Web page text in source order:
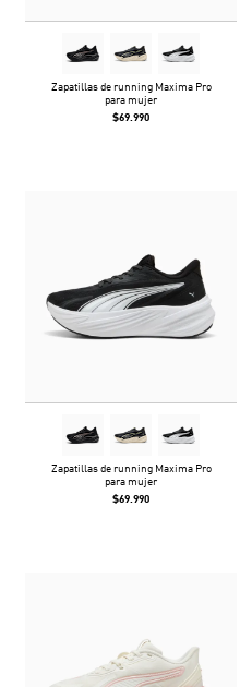
Zapatillas de running Maxima Pro
para mujer
$69.990
Zapatillas de running Maxima Pro
para mujer
$69.990